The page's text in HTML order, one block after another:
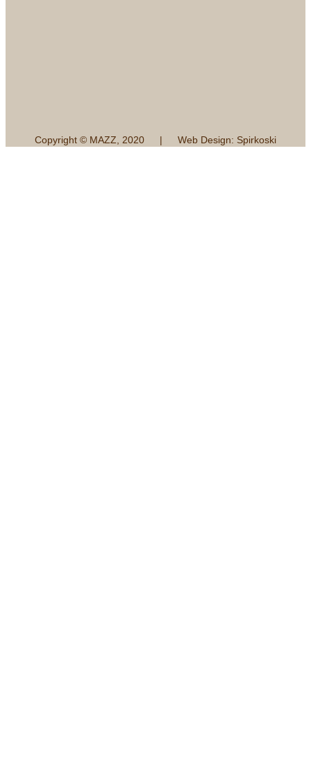
Copyright © MAZZ, 2020 | Web Design: Spirkoski